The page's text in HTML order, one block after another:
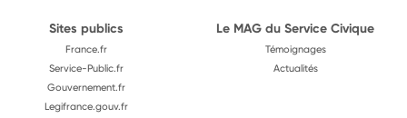
Sites publics
France.fr
Service-Public.fr
Gouvernement.fr
Legifrance.gouv.fr
Le MAG du Service Civique
Témoignages
Actualités